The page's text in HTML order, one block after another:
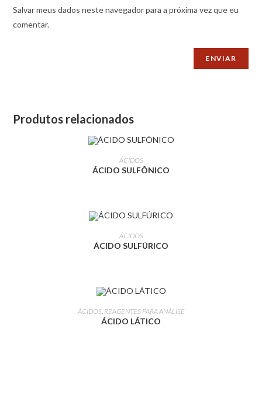
Salvar meus dados neste navegador para a próxima vez que eu
comentar.
Produtos relacionados
LEIA MAIS
ÁCIDOS
ÁCIDO SULFÔNICO
LEIA MAIS
ÁCIDOS
ÁCIDO SULFÚRICO
LEIA MAIS
ÁCIDOS, REAGENTES PARA ANÁLISE
ÁCIDO LÁTICO